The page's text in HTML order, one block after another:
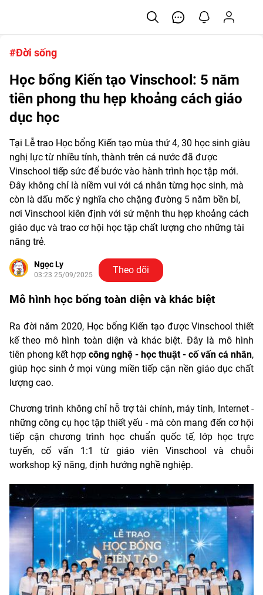
#Đời sống
Học bổng Kiến tạo Vinschool: 5 năm
tiên phong thu hẹp khoảng cách giáo
dục học
Tại Lễ trao Học bổng Kiến tạo mùa thứ 4, 30 học sinh giàu
nghị lực từ nhiều tỉnh, thành trên cả nước đã được
Vinschool tiếp sức để bước vào hành trình học tập mới.
Đây không chỉ là niềm vui với cá nhân từng học sinh, mà
còn là dấu mốc ý nghĩa cho chặng đường 5 năm bền bỉ,
nơi Vinschool kiên định với sứ mệnh thu hẹp khoảng cách
giáo dục và trao cơ hội học tập chất lượng cho những tài
năng trẻ.
Ngọc Ly
03:23 25/09/2025 Theo dõi
Mô hình học bổng toàn diện và khác biệt
Ra đời năm 2020, Học bổng Kiến tạo được Vinschool thiết
kế theo mô hình toàn diện và khác biệt. Đây là mô hình
tiên phong kết hợp công nghệ - học thuật - cố vấn cá nhân,
giúp học sinh ở mọi vùng miền tiếp cận nền giáo dục chất
lượng cao.
Chương trình không chỉ hỗ trợ tài chính, máy tính, Internet -
những công cụ học tập thiết yếu - mà còn mang đến cơ hội
tiếp cận chương trình học chuẩn quốc tế, lớp học trực
tuyến, cố vấn 1:1 từ giáo viên Vinschool và chuỗi
workshop kỹ năng, định hướng nghề nghiệp.